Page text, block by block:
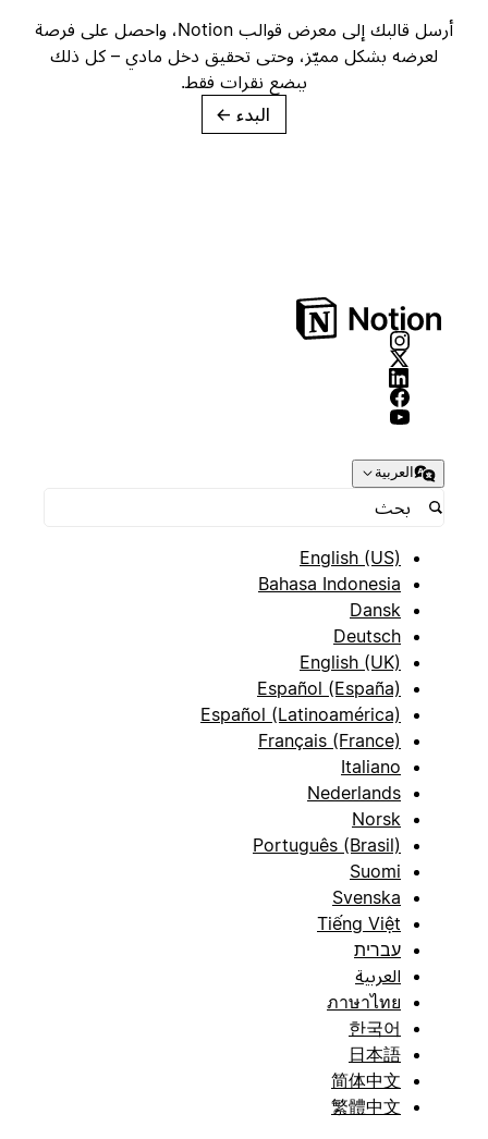
أرسل قالبك إلى معرض قوالب Notion، واحصل على فرصة
لعرضه بشكل مميّز، وحتى تحقيق دخل مادي – كل ذلك
ببضع نقرات فقط.
البدء →
العربية
English (US)
Bahasa Indonesia
Dansk
Deutsch
English (UK)
Español (España)
Español (Latinoamérica)
Français (France)
Italiano
Nederlands
Norsk
Português (Brasil)
Suomi
Svenska
Tiếng Việt
עברית
العربية
ภาษาไทย
한국어
日本語
简体中文
繁體中文